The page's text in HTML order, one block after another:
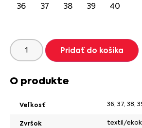
36 37 38 39 40
Pridať do košíka
O produkte
Veľkosť 36, 37, 38,
Zvršok textil/